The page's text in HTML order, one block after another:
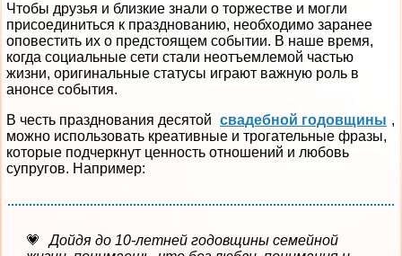
Чтобы друзья и близкие знали о торжестве и могли
присоединиться к празднованию, необходимо заранее
оповестить их о предстоящем событии. В наше время,
когда социальные сети стали неотъемлемой частью
жизни, оригинальные статусы играют важную роль в
анонсе события.
В честь празднования десятой свадебной годовщины ,
можно использовать креативные и трогательные фразы,
которые подчеркнут ценность отношений и любовь
супругов. Например:
Дойдя до 10-летней годовщины семейной